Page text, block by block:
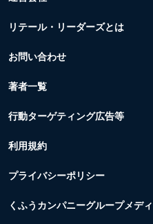
リテール・リーダーズとは
お問い合わせ
著者一覧
行動ターゲティング広告等
利用規約
プライバシーポリシー
くふうカンパニーグループメデ